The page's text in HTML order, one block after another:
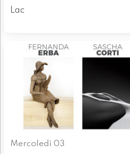
Lac
Mercoledì 03